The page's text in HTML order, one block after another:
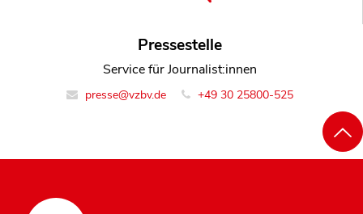
Pressestelle
Service für Journalist:innen
presse@vzbv.de +49 30 25800-525